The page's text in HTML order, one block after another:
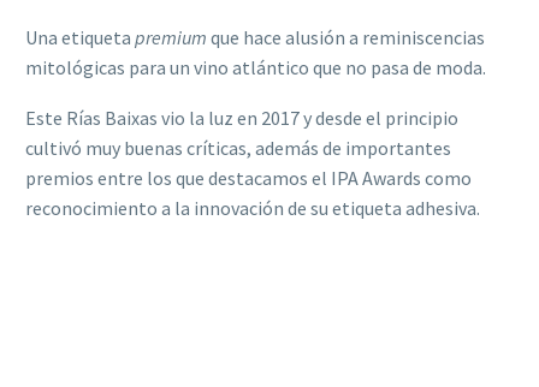
Una etiqueta premium que hace alusión a reminiscencias
mitológicas para un vino atlántico que no pasa de moda.
Este Rías Baixas vio la luz en 2017 y desde el principio
cultivó muy buenas críticas, además de importantes
premios entre los que destacamos el IPA Awards como
reconocimiento a la innovación de su etiqueta adhesiva.